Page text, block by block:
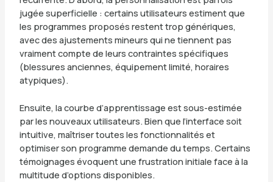
jugée superficielle : certains utilisateurs estiment que
les programmes proposés restent trop génériques,
avec des ajustements mineurs qui ne tiennent pas
vraiment compte de leurs contraintes spécifiques
(blessures anciennes, équipement limité, horaires
atypiques).
Ensuite, la courbe d’apprentissage est sous-estimée
par les nouveaux utilisateurs. Bien que l’interface soit
intuitive, maîtriser toutes les fonctionnalités et
optimiser son programme demande du temps. Certains
témoignages évoquent une frustration initiale face à la
multitude d’options disponibles.